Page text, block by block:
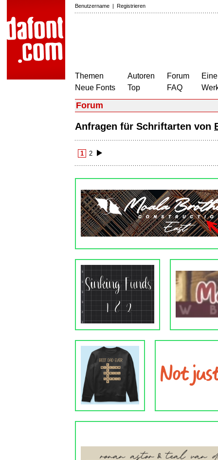
Benutzername | Registrieren
Themen
Neue Fonts
Autoren
Top
Forum
FAQ
Forum
Anfragen für Schriftarten von
1 2